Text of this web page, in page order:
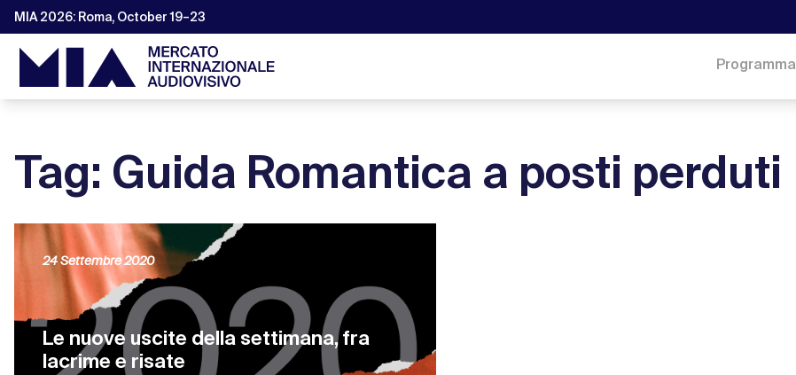
MIA 2026: Roma, October 19–23
Programma
Tag: Guida Romantica a posti perduti
Le nuove uscite della settimana, fra
lacrime e risate
24 Settembre 2020